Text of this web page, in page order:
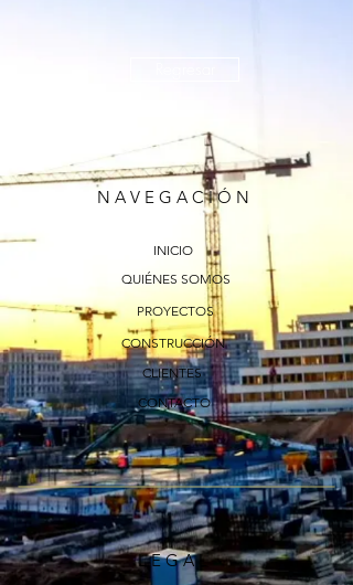
N A V E G A C I Ó N
INICIO
QUIÉNES SOMOS
PROYECTOS
CONSTRUCCIÓN
L E G A L
CONTACTO
CLIENTES